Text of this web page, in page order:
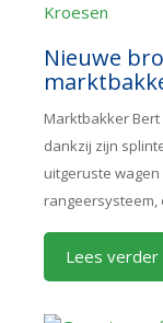
Nieuwe
Marktbakker
dankzij zijn
uitgeruste
rangeersysteem,
Lees verder